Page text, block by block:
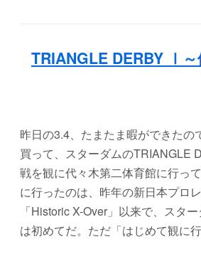
TRIANGLE DERBY Ⅰ～
昨日の3.4、たまたま暇ができたの
買って、スターダムのTRIANGLE
戦を観に代々木第二体育館に行っ
に行ったのは、昨年の新日本プロ
「Historic X-Over」以来で、スタ
は初めてだ。ただ「はじめて観に